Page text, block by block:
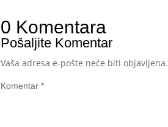
0 Komentara
Pošaljite Komentar
Vaša adresa e-pošte neće biti objavljena.
Komentar*